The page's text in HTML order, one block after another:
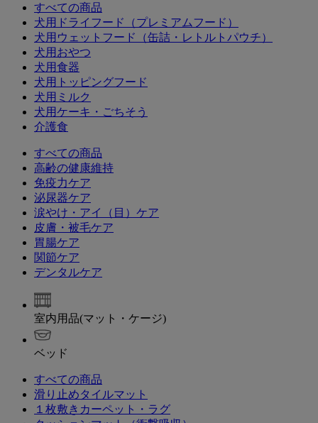
すべての商品
犬用ドライフード（プレミアムフード）
犬用ウェットフード（缶詰・レトルトパウチ）
犬用おやつ
犬用食器
犬用トッピングフード
犬用ミルク
犬用ケーキ・ごちそう
介護食
すべての商品
高齢の健康維持
免疫力ケア
泌尿器ケア
涙やけ・アイ（目）ケア
皮膚・被毛ケア
胃腸ケア
関節ケア
デンタルケア
室内用品(マット・ケージ)
ベッド
すべての商品
滑り止めタイルマット
１枚敷きカーペット・ラグ